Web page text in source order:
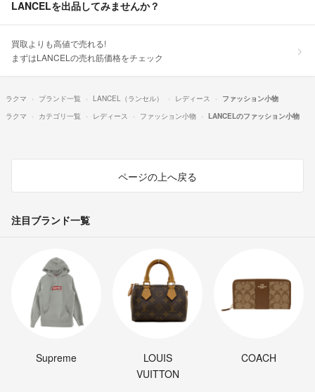
LANCELを出品してみませんか？
買取よりも高値で売れる!
まずはLANCELの売れ筋価格をチェック
ラクマ ブランド一覧 LANCEL（ランセル） レディース
ファッション小物
ラクマ
カテゴリ一覧 レディース ファッション小物 LANCELのファッション小物
ページの上へ戻る
注目ブランド一覧
Supreme
LOUIS
VUITTON
COACH